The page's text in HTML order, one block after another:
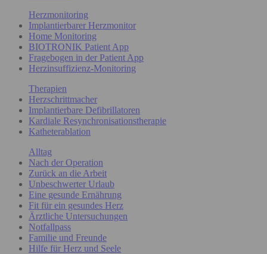
Herzmonitoring
Implantierbarer Herzmonitor
Home Monitoring
BIOTRONIK Patient App
Fragebogen in der Patient App
Herzinsuffizienz-Monitoring
Therapien
Herzschrittmacher
Implantierbare Defibrillatoren
Kardiale Resynchronisationstherapie
Katheterablation
Alltag
Nach der Operation
Zurück an die Arbeit
Unbeschwerter Urlaub
Eine gesunde Ernährung
Fit für ein gesundes Herz
Ärztliche Untersuchungen
Notfallpass
Familie und Freunde
Hilfe für Herz und Seele